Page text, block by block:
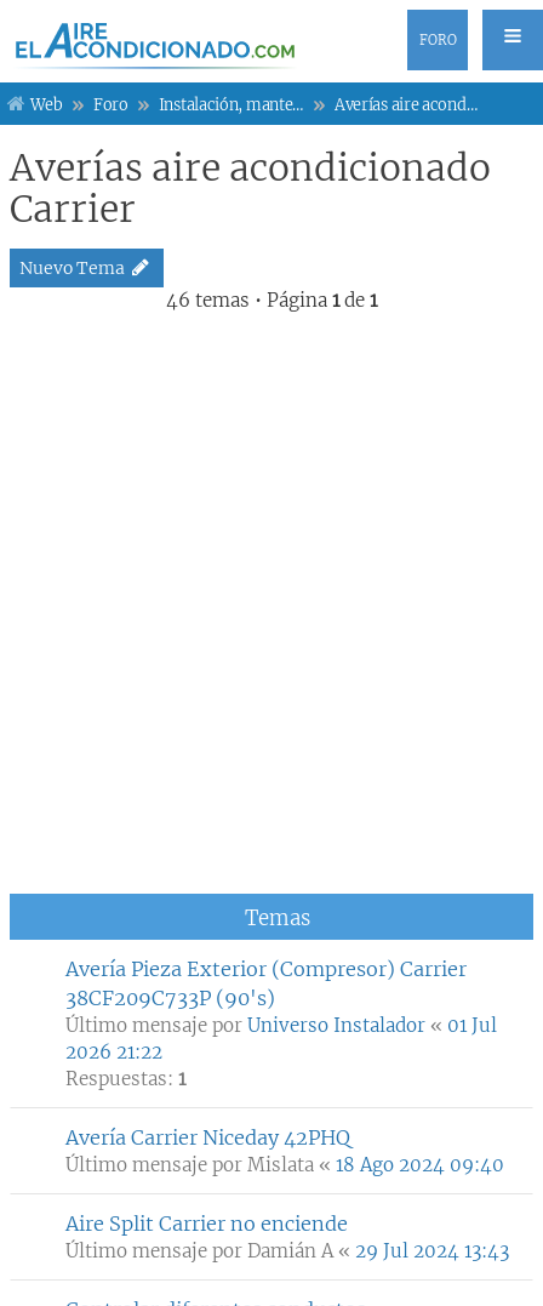
FORO
Web Foro Instalación, mantenimiento y averías Averías aire acondicionado Carrier
Averías aire acondicionado
Carrier
Nuevo Tema
46 temas • Página 1de 1
Temas
Avería Pieza Exterior (Compresor) Carrier
38CF209C733P (90's)
Último mensaje por Universo Instalador « 01 Jul
2026 21:22
Respuestas: 1
Avería Carrier Niceday 42PHQ
Último mensaje por Mislata « 18 Ago 2024 09:40
Aire Split Carrier no enciende
Último mensaje por Damián A« 29 Jul 2024 13:43